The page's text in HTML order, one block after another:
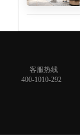
客服热线
400-1010-292